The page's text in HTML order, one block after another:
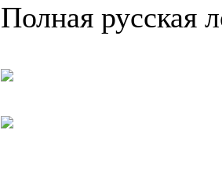
Полная русская